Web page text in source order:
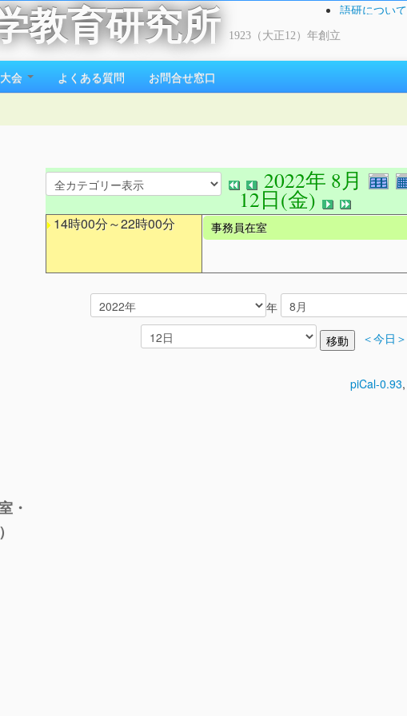
教育研究所 1923（大正12）年創立
語研について
会 よくある質問 お問合せ窓口
・
2022年 8月
12日(金)
14時00分～22時00分 事務員在室
年
＜今日＞
piCal-0.93,